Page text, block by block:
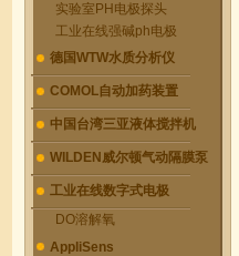
实验室PH电极探头
工业在线强碱ph电极
德国WTW水质分析仪
COMOL自动加药装置
中国台湾三亚液体搅拌机
WILDEN威尔顿气动隔膜泵
工业在线数字式电极
DO溶解氧
AppliSens